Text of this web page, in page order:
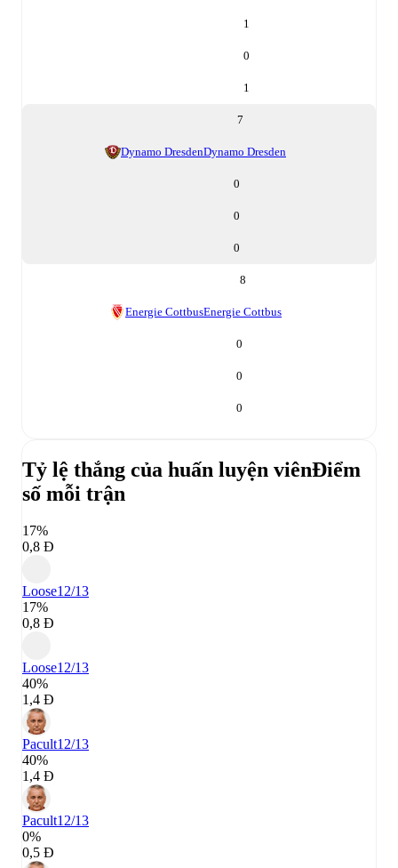
1
0
1
7
Dynamo DresdenDynamo Dresden
0
0
0
8
Energie CottbusEnergie Cottbus
0
0
0
Tỷ lệ thắng của huấn luyện viênĐiểm
số mỗi trận
17%
0,8 Đ
Loose12/13
17%
0,8 Đ
Loose12/13
40%
1,4 Đ
Pacult12/13
40%
1,4 Đ
Pacult12/13
0%
0,5 Đ